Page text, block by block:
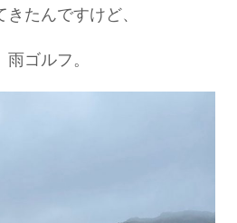
きたんですけど、
ゴルフ。